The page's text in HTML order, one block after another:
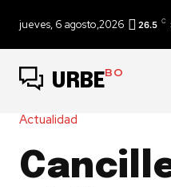
jueves, 6 agosto,2026 26.5 C
URBEBO
Actualidad